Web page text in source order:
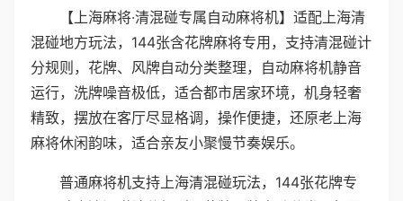
【上海麻将·清混碰专属自动麻将机】适配上海清
混碰地方玩法，144张含花牌麻将专用，支持清混碰计
分规则，花牌、风牌自动分类整理，自动麻将机静音
运行，洗牌噪音极低，适合都市居家环境，机身轻奢
精致，摆放在客厅尽显格调，操作便捷，还原老上海
麻将休闲韵味，适合亲友小聚慢节奏娱乐。
普通麻将机支持上海清混碰玩法，144张花牌专